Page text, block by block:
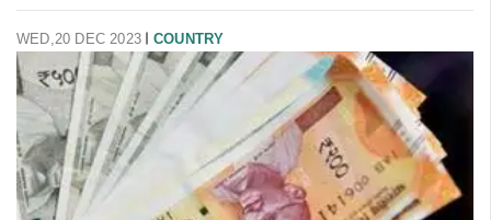
WED,20 DEC 2023 COUNTRY